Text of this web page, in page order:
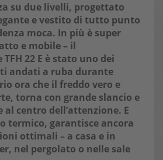
su due livelli, progettato
e vestito di tutto punto
moca. In più è super
e mobile – il
22 E è stato uno dei
andati a ruba durante
ora che il freddo vero e
torna con grande slancio e
al centro dell’attenzione. E
termico, garantisce ancora
ottimali – a casa e in
nel pergolato o nelle sale